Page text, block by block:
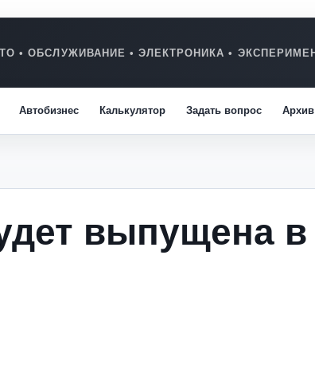
Автобизнес Калькулятор Задать вопрос Архив
выпущена в